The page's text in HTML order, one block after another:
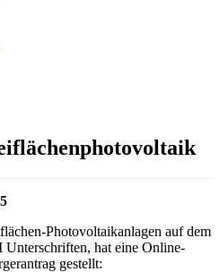
Photovoltaikanlagen auf dem
hat eine Online-
gestellt: